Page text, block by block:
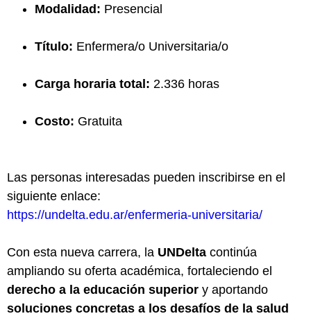
Modalidad: Presencial
Título: Enfermera/o Universitaria/o
Carga horaria total: 2.336 horas
Costo: Gratuita
Las personas interesadas pueden inscribirse en el
siguiente enlace:
https://undelta.edu.ar/enfermeria-universitaria/
Con esta nueva carrera, la UNDelta continúa
ampliando su oferta académica, fortaleciendo el
derecho a la educación superior y aportando
soluciones concretas a los desafíos de la salud